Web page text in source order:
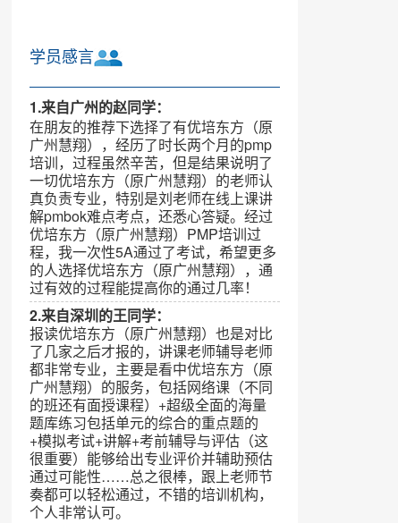
学员感言
1.来自广州的赵同学：
在朋友的推荐下选择了有优培东方（原
广州慧翔），经历了时长两个月的pmp
培训，过程虽然辛苦，但是结果说明了
一切优培东方（原广州慧翔）的老师认
真负责专业，特别是刘老师在线上课讲
解pmbok难点考点，还悉心答疑。经过
优培东方（原广州慧翔）PMP培训过
程，我一次性5A通过了考试，希望更多
的人选择优培东方（原广州慧翔），通
过有效的过程能提高你的通过几率！
2.来自深圳的王同学：
报读优培东方（原广州慧翔）也是对比
了几家之后才报的，讲课老师辅导老师
都非常专业，主要是看中优培东方（原
广州慧翔）的服务，包括网络课（不同
的班还有面授课程）+超级全面的海量
题库练习包括单元的综合的重点题的
+模拟考试+讲解+考前辅导与评估（这
很重要）能够给出专业评价并辅助预估
通过可能性……总之很棒，跟上老师节
奏都可以轻松通过，不错的培训机构，
个人非常认可。